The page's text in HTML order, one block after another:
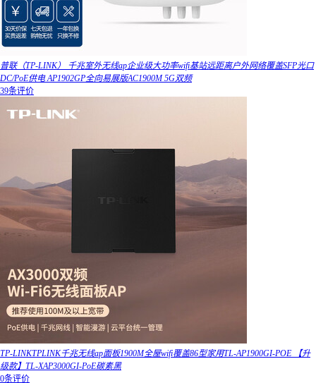
普联（TP-LINK） 千兆室外无线ap企业级大功率wifi基站远距离户外网络覆盖SFP光口
DC/PoE供电 AP1902GP全向易展版AC1900M 5G双频
39条评价
TP-LINKTPLINK千兆无线ap面板1900M全屋wifi覆盖86型家用TL-AP1900GI-POE 【升
级款】TL-XAP3000GI-PoE碳素黑
0条评价